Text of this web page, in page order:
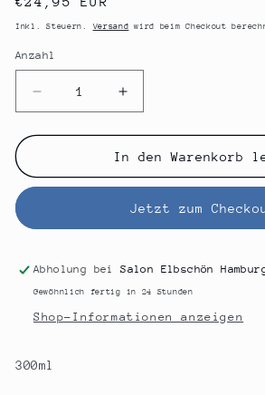
Preis
Inkl. Steuern.Versand wird beim Checkout
Anzahl
Anzahl
Verringere
die
Menge
REDKEN
CONCENTRATE
Erhöhe
die
Menge
für
REDKEN
BONDING
CONCENTRATE
In den Warenkorb
Jetzt zum
Abholung beiSalon Elbschön
Gewöhnlich fertig in 24 Stunden
Shop-Informationen anzeigen
300ml